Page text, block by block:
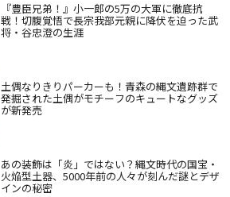
『豊臣兄弟！』小一郎の5万の大軍に徹底抗
戦！切腹覚悟で長宗我部元親に降伏を迫った武
将・谷忠澄の生涯
土偶なりきりパーカーも！青森の縄文遺跡群で
発掘された土偶がモチーフのキュートなグッズ
が新発売
あの装飾は「炎」ではない？縄文時代の国宝・
火焔型土器、5000年前の人々が刻んだ謎とデザ
インの秘密